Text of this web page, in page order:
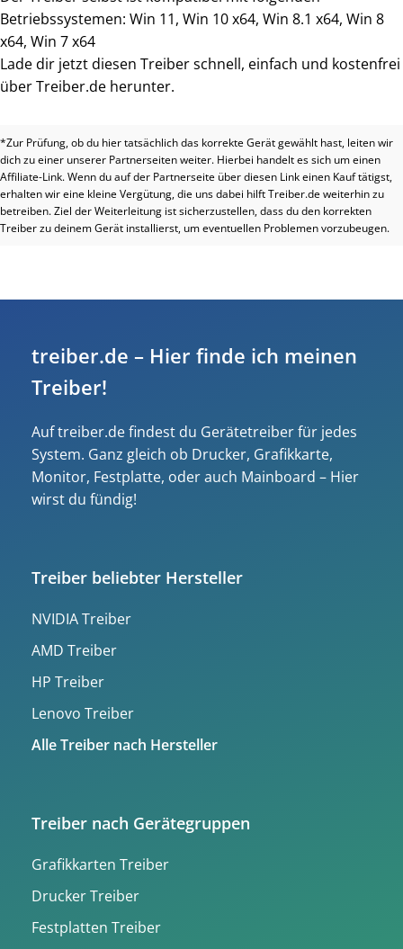
Betriebssystemen: Win 11, Win 10 x64, Win 8.1 x64, Win 8
x64, Win 7 x64
Lade dir jetzt diesen Treiber schnell, einfach und kostenfrei
über Treiber.de herunter.
*Zur Prüfung, ob du hier tatsächlich das korrekte Gerät gewählt hast, leiten wir
dich zu einer unserer Partnerseiten weiter. Hierbei handelt es sich um einen
Affiliate-Link. Wenn du auf der Partnerseite über diesen Link einen Kauf tätigst,
erhalten wir eine kleine Vergütung, die uns dabei hilft Treiber.de weiterhin zu
betreiben. Ziel der Weiterleitung ist sicherzustellen, dass du den korrekten
Treiber zu deinem Gerät installierst, um eventuellen Problemen vorzubeugen.
treiber.de – Hier finde ich meinen
Treiber!
Auf treiber.de findest du Gerätetreiber für jedes
System. Ganz gleich ob Drucker, Grafikkarte,
Monitor, Festplatte, oder auch Mainboard – Hier
wirst du fündig!
Treiber beliebter Hersteller
NVIDIA Treiber
AMD Treiber
HP Treiber
Lenovo Treiber
Alle Treiber nach Hersteller
Treiber nach Gerätegruppen
Grafikkarten Treiber
Drucker Treiber
Festplatten Treiber